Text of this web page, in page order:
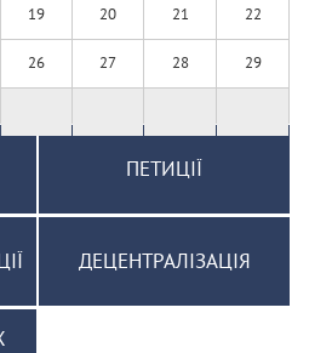
19 20 21 22
26 27 28 29
ПЕТИЦІЇ
ДЕЦЕНТРАЛІЗАЦІЯ